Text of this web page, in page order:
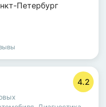
Петербург
4.2